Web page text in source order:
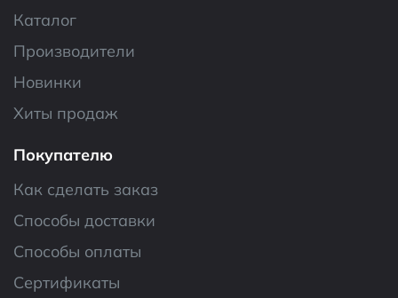
Каталог
Производители
Новинки
Хиты продаж
Покупателю
Как сделать заказ
Способы доставки
Способы оплаты
Сертификаты